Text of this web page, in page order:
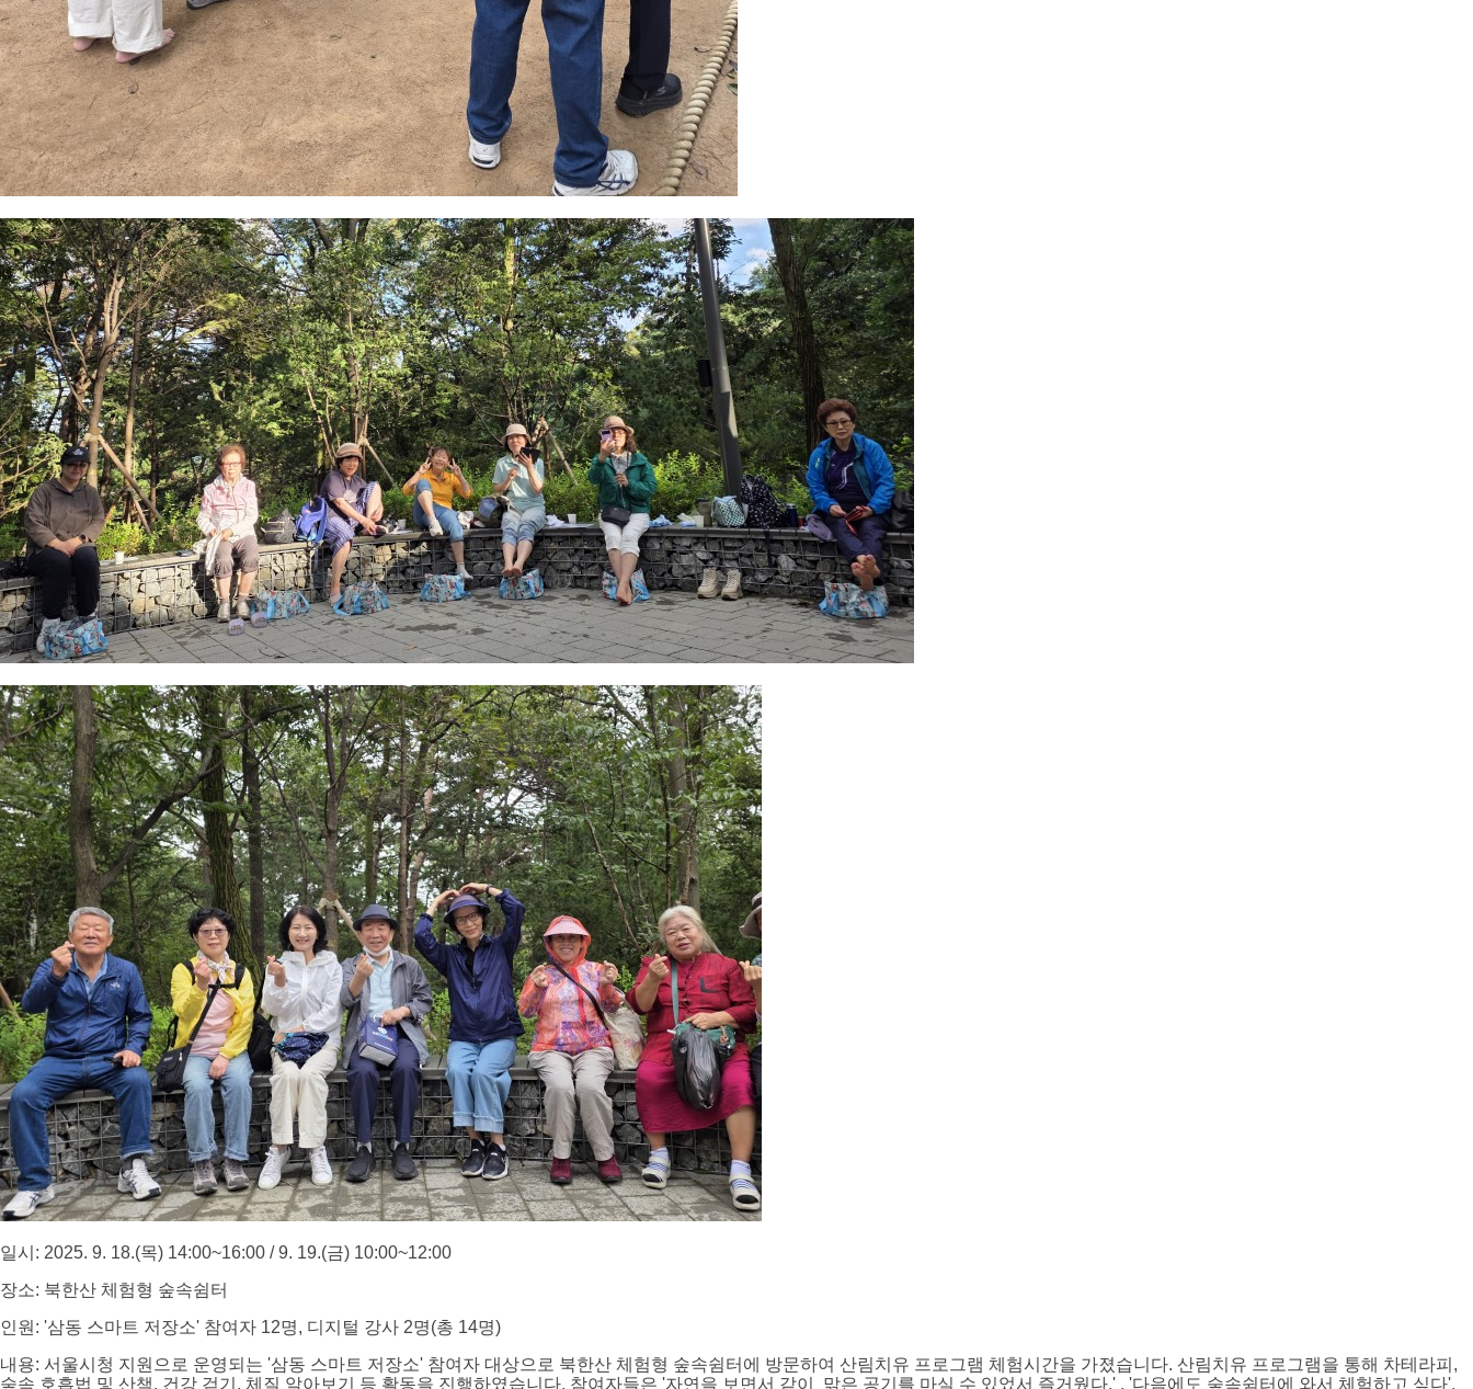
일시: 2025. 9. 18.(목) 14:00~16:00 / 9. 19.(금) 10:00~12:00
장소: 북한산 체험형 숲속쉼터
인원: '삼동 스마트 저장소' 참여자 12명, 디지털 강사 2명(총 14명)
내용: 서울시청 지원으로 운영되는 '삼동 스마트 저장소' 참여자 대상으로 북한산 체험형 숲속쉼터에 방문하여 산림치유 프로그램 체험시간을 가졌습니다. 산림치유 프로그램을 통해 차테라피,
숲속 호흡법 및 산책, 건강 걷기, 체질 알아보기 등 활동을 진행하였습니다. 참여자들은 '자연을 보면서 같이 맑은 공기를 마실 수 있었서 즐거웠다.' , '다음에도 숲속쉼터에 와서 체험하고 싶다',